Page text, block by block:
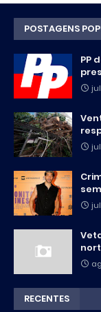
POSTAGENS
PP
RECENTES